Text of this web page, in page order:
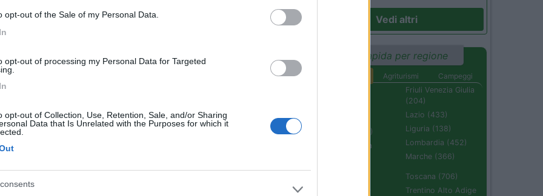
opt-out of the Sale of my Personal Data.
opt-out of processing my Personal Data for Targeted
opt-out of Collection, Use, Retention, Sale, and/or Sharing
Data that Is Unrelated with the Purposes for which it
Vedi altri
Ricerca rapida per regione
Agriturismi
Campeggi
Campania (236)
Emilia Romagna
Friuli Venezia Giulia
(204)
Lazio (433)
Liguria (138)
Lombardia (452)
Marche (366)
Toscana (706)
Trentino Alto Adige